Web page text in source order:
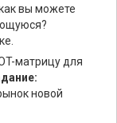
вы можете
матрицу для
новой